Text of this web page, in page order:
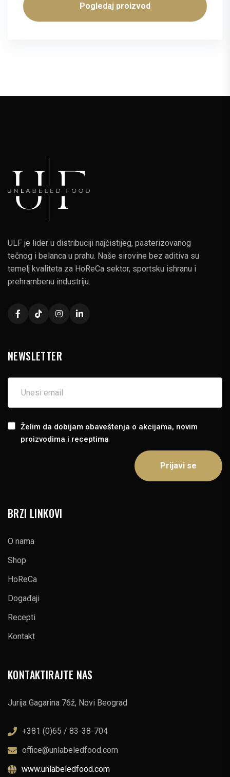
Pogledaj proizvod
ULF je lider u distribuciji najčistijeg, pasterizovanog
tečnog i belanca u prahu. Naše sirovine bez aditiva su
temelj kvaliteta za HoReCa sektor, sportsku ishranu i
prehrambenu industriju.
BRZI LINKOVI
O nama
Shop
HoReCa
Događaji
Recepti
Kontakt
KONTAKTIRAJTE NAS
Jurija Gagarina 76ž, Novi Beograd
+381 (0)65 / 83-38-704
office@unlabeledfood.com
www.unlabeledfood.com
NEWSLETTER
Želim da dobijam obaveštenja o akcijama, novim
proizvodima i receptima